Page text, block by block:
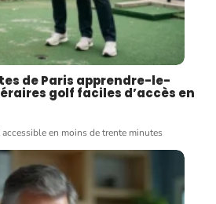
de Paris apprendre-le-
golf faciles d’accès en
en moins de trente minutes